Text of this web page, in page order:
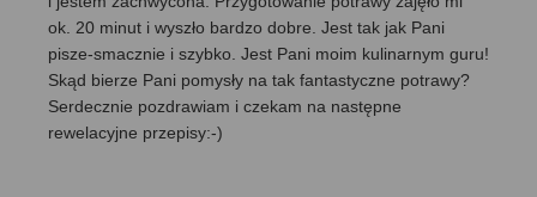
ok. 20 minut i wyszło bardzo dobre. Jest tak jak Pani
pisze-smacznie i szybko. Jest Pani moim kulinarnym guru!
Skąd bierze Pani pomysły na tak fantastyczne potrawy?
Serdecznie pozdrawiam i czekam na następne
rewelacyjne przepisy:-)